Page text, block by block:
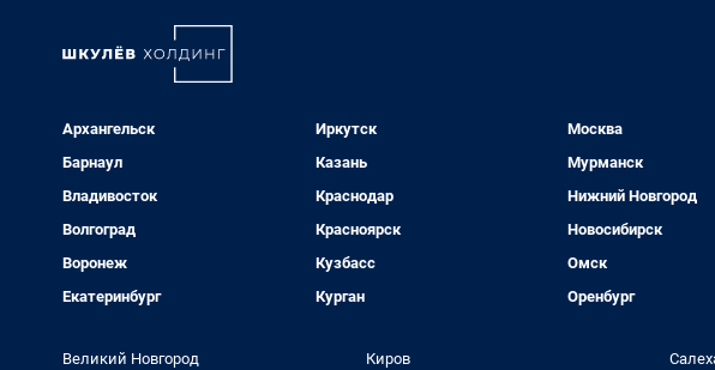
Архангельск
Барнаул
Владивосток
Волгоград
Воронеж
Екатеринбург
Иркутск
Казань
Краснодар
Красноярск
Кузбасс
Курган
Москва
Мурманск
Нижний Новгород
Новосибирск
Омск
Оренбург
Великий Новгород Киров